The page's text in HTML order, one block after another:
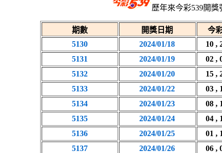
歷年來今彩539開
期數 開獎日期
今
5130
2024/01/18
10 ,
5131
2024/01/19
02 ,
5132
2024/01/20
15 ,
5133
2024/01/22
03 ,
5134
2024/01/23
08 ,
5135
2024/01/24
04 ,
5136
2024/01/25
01 ,
5137
2024/01/26
06 ,